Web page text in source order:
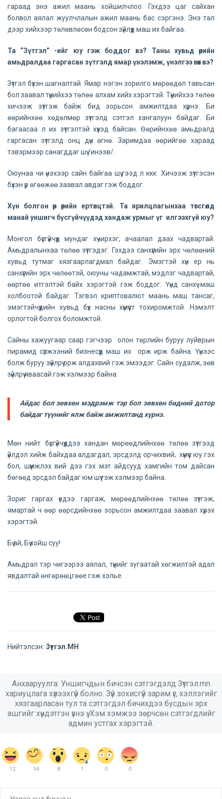
гараад энэ ажил маань хойшилчлоо. Гэхдээ цаг сайхан
болвол аялал жуулчлалын ажил маань бас сэргэнэ. Энэ тал
дээр хийхээр төлөвлөсөн бодсон зүйлүүд маш их байгаа.
Та “Зүтгэл” -ийг юу гэж боддог вэ? Таны хувьд өөрийн
амьдралдаа гаргасан зүтгэлд ямар үнэлэмж, үнэлгээ өгөх вэ?
Зүтгэл бүхэн шагналтай. Ямар нэгэн зорилго мөрөөдөл тавьсан
бол заавал түүнийхээ төлөө алхам хийх хэрэгтэй. Түүнийхээ төлөө
хичээж зүтгэж байж бид зорьсон амжилтдаа хүрнэ. Би
өөрийнхөө хөдөлмөр зүтгэлд сэтгэл хангалуун байдаг. Би
багаасаа л их зүтгэлтэй хүүхэд байсан. Өөрийнхөө амьдралд
гаргасан зүтгэлд онц дүн өгнө. Заримдаа өөрийгөө хараад
тэвэрмээр санагддаг шүү /инээв/.
Оюунаа чи үнэхээр сайн байгаа шүү гээд л ккк Хичээж зүтгэсэн
бүхэн үр өгөөжөө заавал авдаг гэж боддог.
Хүн болгон өөр өөрийн ертөнцтэй. Та ярилцлагынхаа төгсгөлд
манай уншигч бүсгүйчүүдэд хандаж урмыг үг илгээхгүй юу?
Монгол бүсгүйчүүд мундаг хүчирхэг, ачаалал даах чадвартай.
Амьдралынхаа төлөө зүтгэдэг. Гэхдээ санхүүгийн эрх чөлөөний
хувьд тутмаг хязгаарлагдмал байдаг. Эмэгтэй хүн ер нь
санхүүгийн эрх чөлөөтэй, оюуны чадамжтай, мэдлэг чадвартай,
өөртөө итгэлтэй байх хэрэгтэй гэж боддог. Үүнд санхүү маш
холбоотой байдаг. Тэгвэл криптовалют маань маш тансаг,
эмэгтэйчүүдийн хувьд бүх насны хүмүүст тохиромжтой. Нэмэлт
орлогтой болгох боломжтой.
Сайны хажуугаар саар гэгчээр олон төрлийн буруу луйврын
пирамид сүлжээний бизнесүүд маш их орж ирж байна. Үүнээс
болж буруу зүйлрүү орж алдахвий гэж эмээдэг. Сайн судалж, зөв
зүйлрүү яваасай гэж хэлмээр байна.
Айдас бол зөвхөн мэдрэмж тэр бол зөвхөн бидний дотор
байдаг түүнийг ялж байж амжилтанд хүрнэ.
Мөн нийт бүсгүйчүүддээ хандан мөрөөдлийнхөө төлөө зүтгээд
үйлдэл хийж байхдаа алдагдал, эрсдэлд орчихвий, хүмүүс юу гэх
бол, шүүмжлэх вий дээ гэх мэт айдсууд хамгийн том дайсан
бөгөөд эрсдэл байдаг юм шүү гэж хэлмээр байна.
Зориг гаргах үедээ гаргаж, мөрөөдлийнхөө төлөө зүтгэж,
ямартай ч өөр өөрсдийнхөө зорьсон амжилтдаа заавал хүрэх
хэрэгтэй.
Бүү ай, Бүү хойш суу!
Амьдрал тэр чигээрээ аялал, түүнийг зугаатай хөгжилтэй адал
явдалтай өнгөрөөцгөөе гэж хэлье.
Нийтэлсэн: Зүтгэл.МН
Анхааруулга: Уншигчдын бичсэн сэтгэгдэлд Зүтгэл.mn
хариуцлага хүлээхгүй болно. Зүй зохисгүй зарим үг, хэллэгийг
хязгаарласан тул та сэтгэгдэл бичихдээ бусдын эрх
ашгийг хүндэтгэн үзнэ үү. Хэм хэмжээ зөрчсөн сэтгэгдлийг
админ устгах хэрэгтэй.
12 54 8 1 0 0